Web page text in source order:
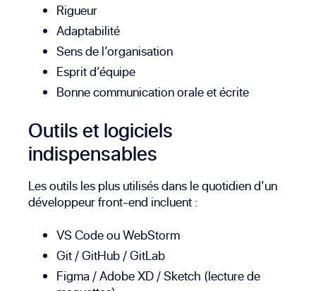
Rigueur
Adaptabilité
Sens de l’organisation
Esprit d’équipe
Bonne communication orale et écrite
Outils et logiciels
indispensables
Les outils les plus utilisés dans le quotidien d’un
développeur front-end incluent :
VS CodeouWebStorm
Git /GitHub/GitLab
Figma/Adobe XD/Sketch (lecture de